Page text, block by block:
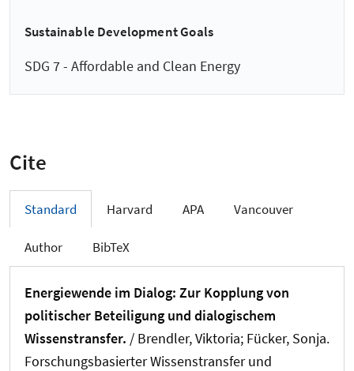
Sustainable Development Goals
SDG 7 - Affordable and Clean Energy
Cite
Standard Harvard APA Vancouver
Author BibTeX
Energiewende im Dialog: Zur Kopplung von
politischer Beteiligung und dialogischem
Wissenstransfer. / Brendler, Viktoria; Fücker, Sonja.
Forschungsbasierter Wissenstransfer und